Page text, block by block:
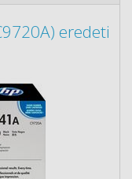
eredeti